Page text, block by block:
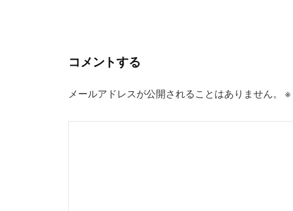
コメントする
メールアドレスが公開されることはありません。 ※